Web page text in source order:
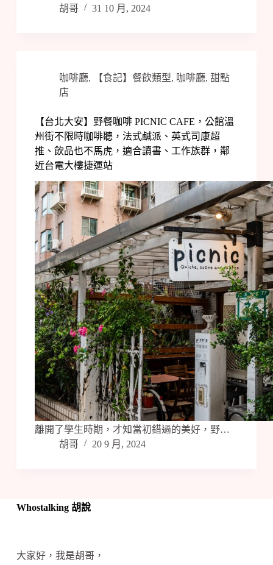
胡哥
31 10 月, 2024
咖啡廳, 【食記】餐飲類型, 咖啡廳, 甜點
店
【台北大安】野餐咖啡 PICNIC CAFE，公館溫
州街不限時咖啡聽，法式鹹派、英式司康超
推、飲品也不馬虎，適合讀書、工作族群，鄰
近台電大樓捷運站
離開了學生時期，才知當初錯過的美好，野…
胡哥
20 9 月, 2024
Whostalking 胡說
大家好，我是胡哥，